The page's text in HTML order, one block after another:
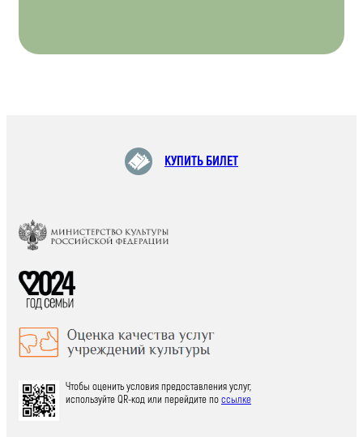
КУПИТЬ БИЛЕТ
Чтобы оценить условия предоставления услуг,
используйте QR-код или перейдите поссылке